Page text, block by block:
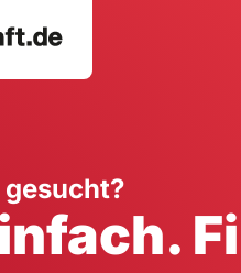
Handwerk
Dienstleistung